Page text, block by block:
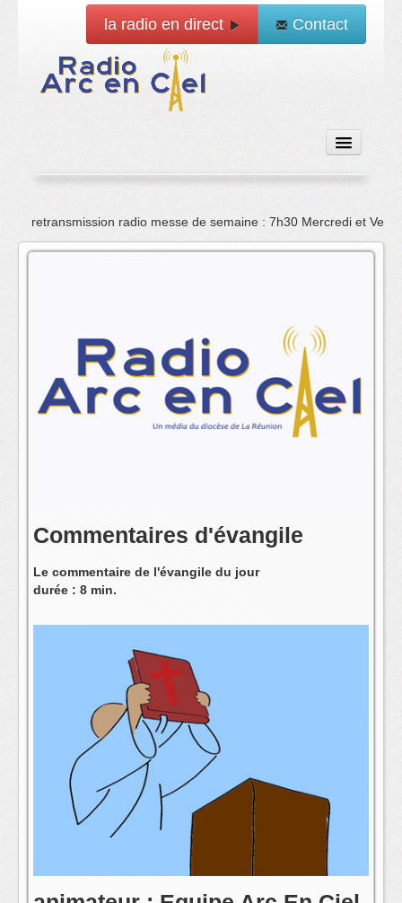
la radio en direct Contact
Accueil
Emissions
La radio
L'équipe
retransmission radio messe de semaine : 7h30 Mercredi et
Commentaires d'évangile
Le commentaire de l'évangile du jour
durée : 8 min.